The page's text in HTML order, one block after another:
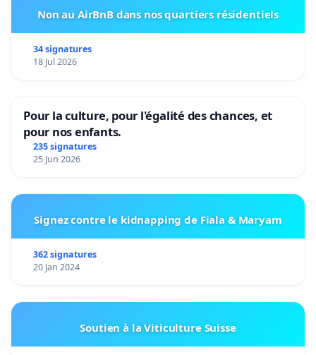
Non au AirBnB dans nos quartiers résidentiels
34 signatures
18 Jul 2026
Pour la culture, pour l'égalité des chances, et
pour nos enfants.
235 signatures
25 Jun 2026
Signez contre le kidnapping de Fiala & Maryam
362 signatures
20 Jan 2024
Soutien à la Viticulture Suisse